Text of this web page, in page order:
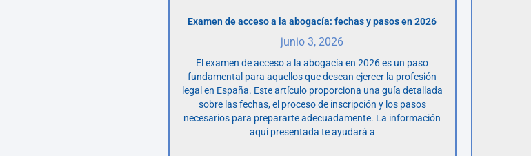
Examen de acceso a la abogacía: fechas y pasos en 2026
junio 3, 2026
El examen de acceso a la abogacía en 2026 es un paso
fundamental para aquellos que desean ejercer la profesión
legal en España. Este artículo proporciona una guía detallada
sobre las fechas, el proceso de inscripción y los pasos
necesarios para prepararte adecuadamente. La información
aquí presentada te ayudará a